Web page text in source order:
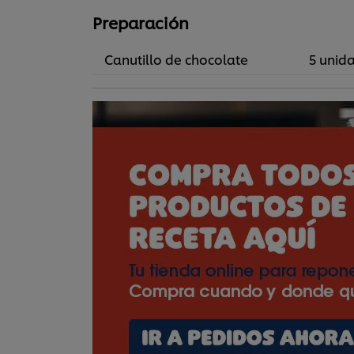
Preparación
Canutillo de chocolate 5